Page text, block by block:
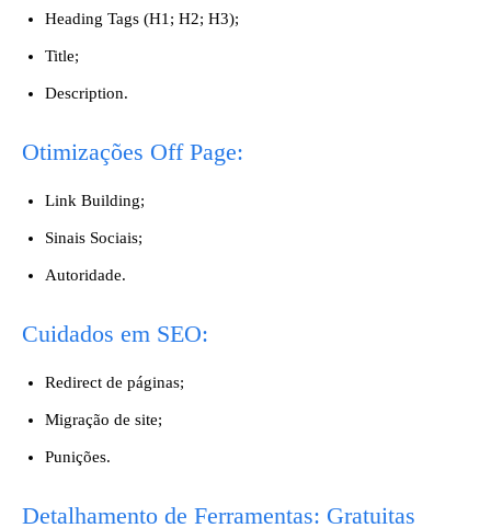
Heading Tags (H1; H2; H3);
Title;
Description.
Otimizações Off Page:
Link Building;
Sinais Sociais;
Autoridade.
Cuidados em SEO:
Redirect de páginas;
Migração de site;
Punições.
Detalhamento de Ferramentas: Gratuitas